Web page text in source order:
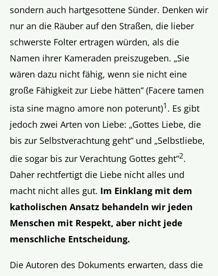
sondern auch hartgesottene Sünder. Denken wir
nur an die Räuber auf den Straßen, die lieber
schwerste Folter ertragen würden, als die
Namen ihrer Kameraden preiszugeben. „Sie
wären dazu nicht fähig, wenn sie nicht eine
große Fähigkeit zur Liebe hätten“ (Facere tamen
ista sine magno amore non poterunt)1 . Es gibt
jedoch zwei Arten von Liebe: „Gottes Liebe, die
bis zur Selbstverachtung geht“ und „Selbstliebe,
die sogar bis zur Verachtung Gottes geht“2.
Daher rechtfertigt die Liebe nicht alles und
macht nicht alles gut. Im Einklang mit dem
katholischen Ansatz behandeln wir jeden
Menschen mit Respekt, aber nicht jede
menschliche Entscheidung.
Die Autoren des Dokuments erwarten, dass die